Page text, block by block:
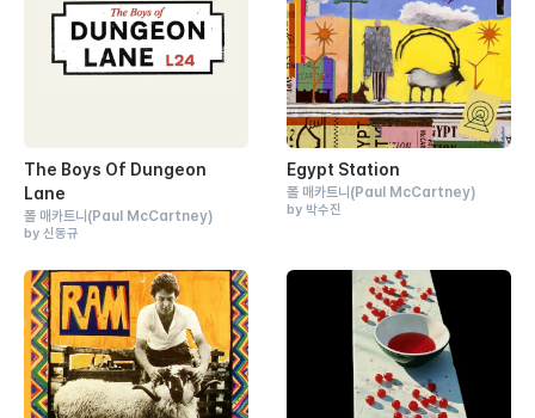
The Boys Of Dungeon
Lane
폴 매카트니 (Paul McCartney)
by 신동규
Egypt Station
폴 매카트니 (Paul McCartney)
by 박수진